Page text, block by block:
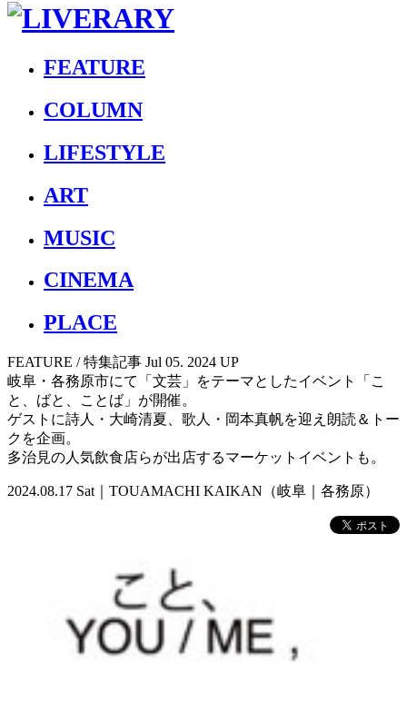
FEATURE
COLUMN
LIFESTYLE
ART
MUSIC
CINEMA
PLACE
FEATURE / 特集記事 Jul 05. 2024 UP
岐阜・各務原市にて「文芸」をテーマとしたイベント「こ
と、ばと、ことば」が開催。
ゲストに詩人・大崎清夏、歌人・岡本真帆を迎え朗読＆トー
クを企画。
多治見の人気飲食店らが出店するマーケットイベントも。
2024.08.17 Sat｜TOUAMACHI KAIKAN（岐阜｜各務原）